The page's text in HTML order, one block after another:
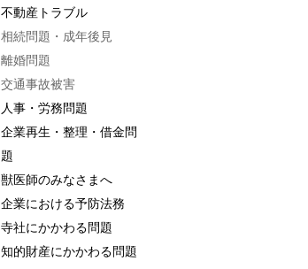
不動産トラブル
相続問題・成年後見
離婚問題
交通事故被害
人事・労務問題
企業再生・整理・借金問
題
獣医師のみなさまへ
企業における予防法務
寺社にかかわる問題
知的財産にかかわる問題